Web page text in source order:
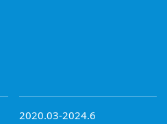
2020.03-2024.6